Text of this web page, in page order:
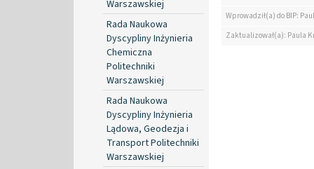
Warszawskiej
Rada Naukowa
Dyscypliny Inżynieria
Chemiczna
Politechniki
Warszawskiej
Rada Naukowa
Dyscypliny Inżynieria
Lądowa, Geodezja i
Transport Politechniki
Warszawskiej
Wprowadził(a) do BIP:
Zaktualizował(a): Paula